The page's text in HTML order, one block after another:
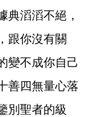
典滔滔不絕，
跟你沒有關
變不成你自己
善四無量心落
別聖者的級